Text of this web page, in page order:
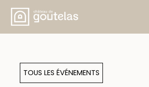
Aller
contenu
TOUS LES ÉVÉNEMENTS